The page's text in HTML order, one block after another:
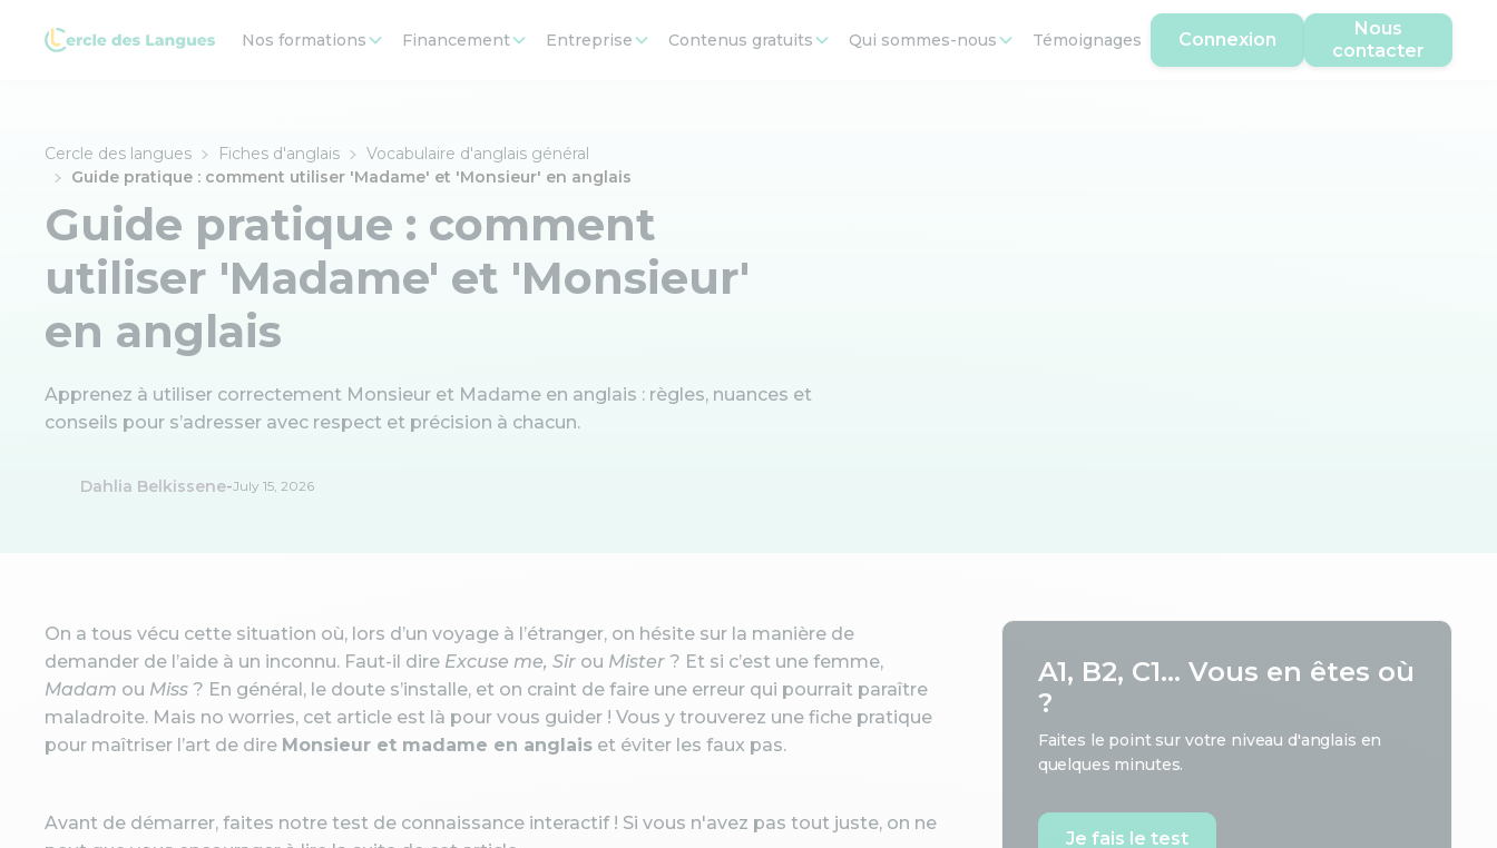
Nos formations Financement Entreprise Contenus gratuits Qui sommes-nous Témoignages Connexion
Nous
contacter
Cercle des langues Fiches d'anglais
Vocabulaire d'anglais général
Guide pratique : comment utiliser 'Madame' et 'Monsieur' en anglais
Guide pratique : comment
utiliser 'Madame' et 'Monsieur'
en anglais
Apprenez à utiliser correctement Monsieur et Madame en anglais : règles, nuances et
conseils pour s’adresser avec respect et précision à chacun.
Dahlia Belkissene-July 15, 2026
On a tous vécu cette situation où, lors d’un voyage à l’étranger, on hésite sur la manière de
demander de l’aide à un inconnu. Faut-il dire Excuse me, Sir ou Mister ? Et si c’est une femme,
Madam ou Miss ? En général, le doute s’installe, et on craint de faire une erreur qui pourrait paraître
maladroite. Mais no worries, cet article est là pour vous guider ! Vous y trouverez une fiche pratique
pour maîtriser l’art de dire Monsieur et madame en anglais et éviter les faux pas.
Avant de démarrer, faites notre test de connaissance interactif ! Si vous n'avez pas tout juste, on ne
A1, B2, C1... Vous en êtes où
?
Faites le point sur votre niveau d'anglais en
quelques minutes.
Je fais le test